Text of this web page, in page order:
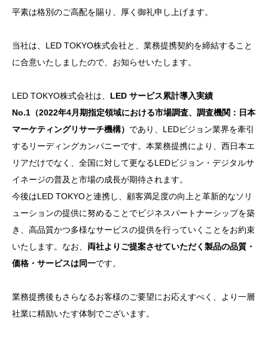
平素は格別のご高配を賜り、厚く御礼申し上げます。
当社は、LED TOKYO株式会社と、業務提携契約を締結すること
に合意いたしましたので、お知らせいたします。
LED TOKYO株式会社は、 LED サービス累計導入実績
No.1（2022年4月期指定領域における市場調査、調査機関：日本
マーケティングリサーチ機構） であり、LEDビジョン業界を牽引
するリーディングカンパニーです。本業務提携により、西日本エ
リアだけでなく、全国に対して更なるLEDビジョン・デジタルサ
イネージの普及と市場の成長が期待されます。
今後はLED TOKYOと連携し、顧客満足度の向上と革新的なソリ
ューションの提供に努めることでビジネスパートナーシップを築
き、高品質かつ多様なサービスの提供を行っていくことをお約束
いたします。なお、 両社よりご提案させていただく製品の品質・
価格・サービスは同一です。
業務提携後もさらなるお客様のご要望にお応えすべく、より一層
社業に精励いたす体制でございます。